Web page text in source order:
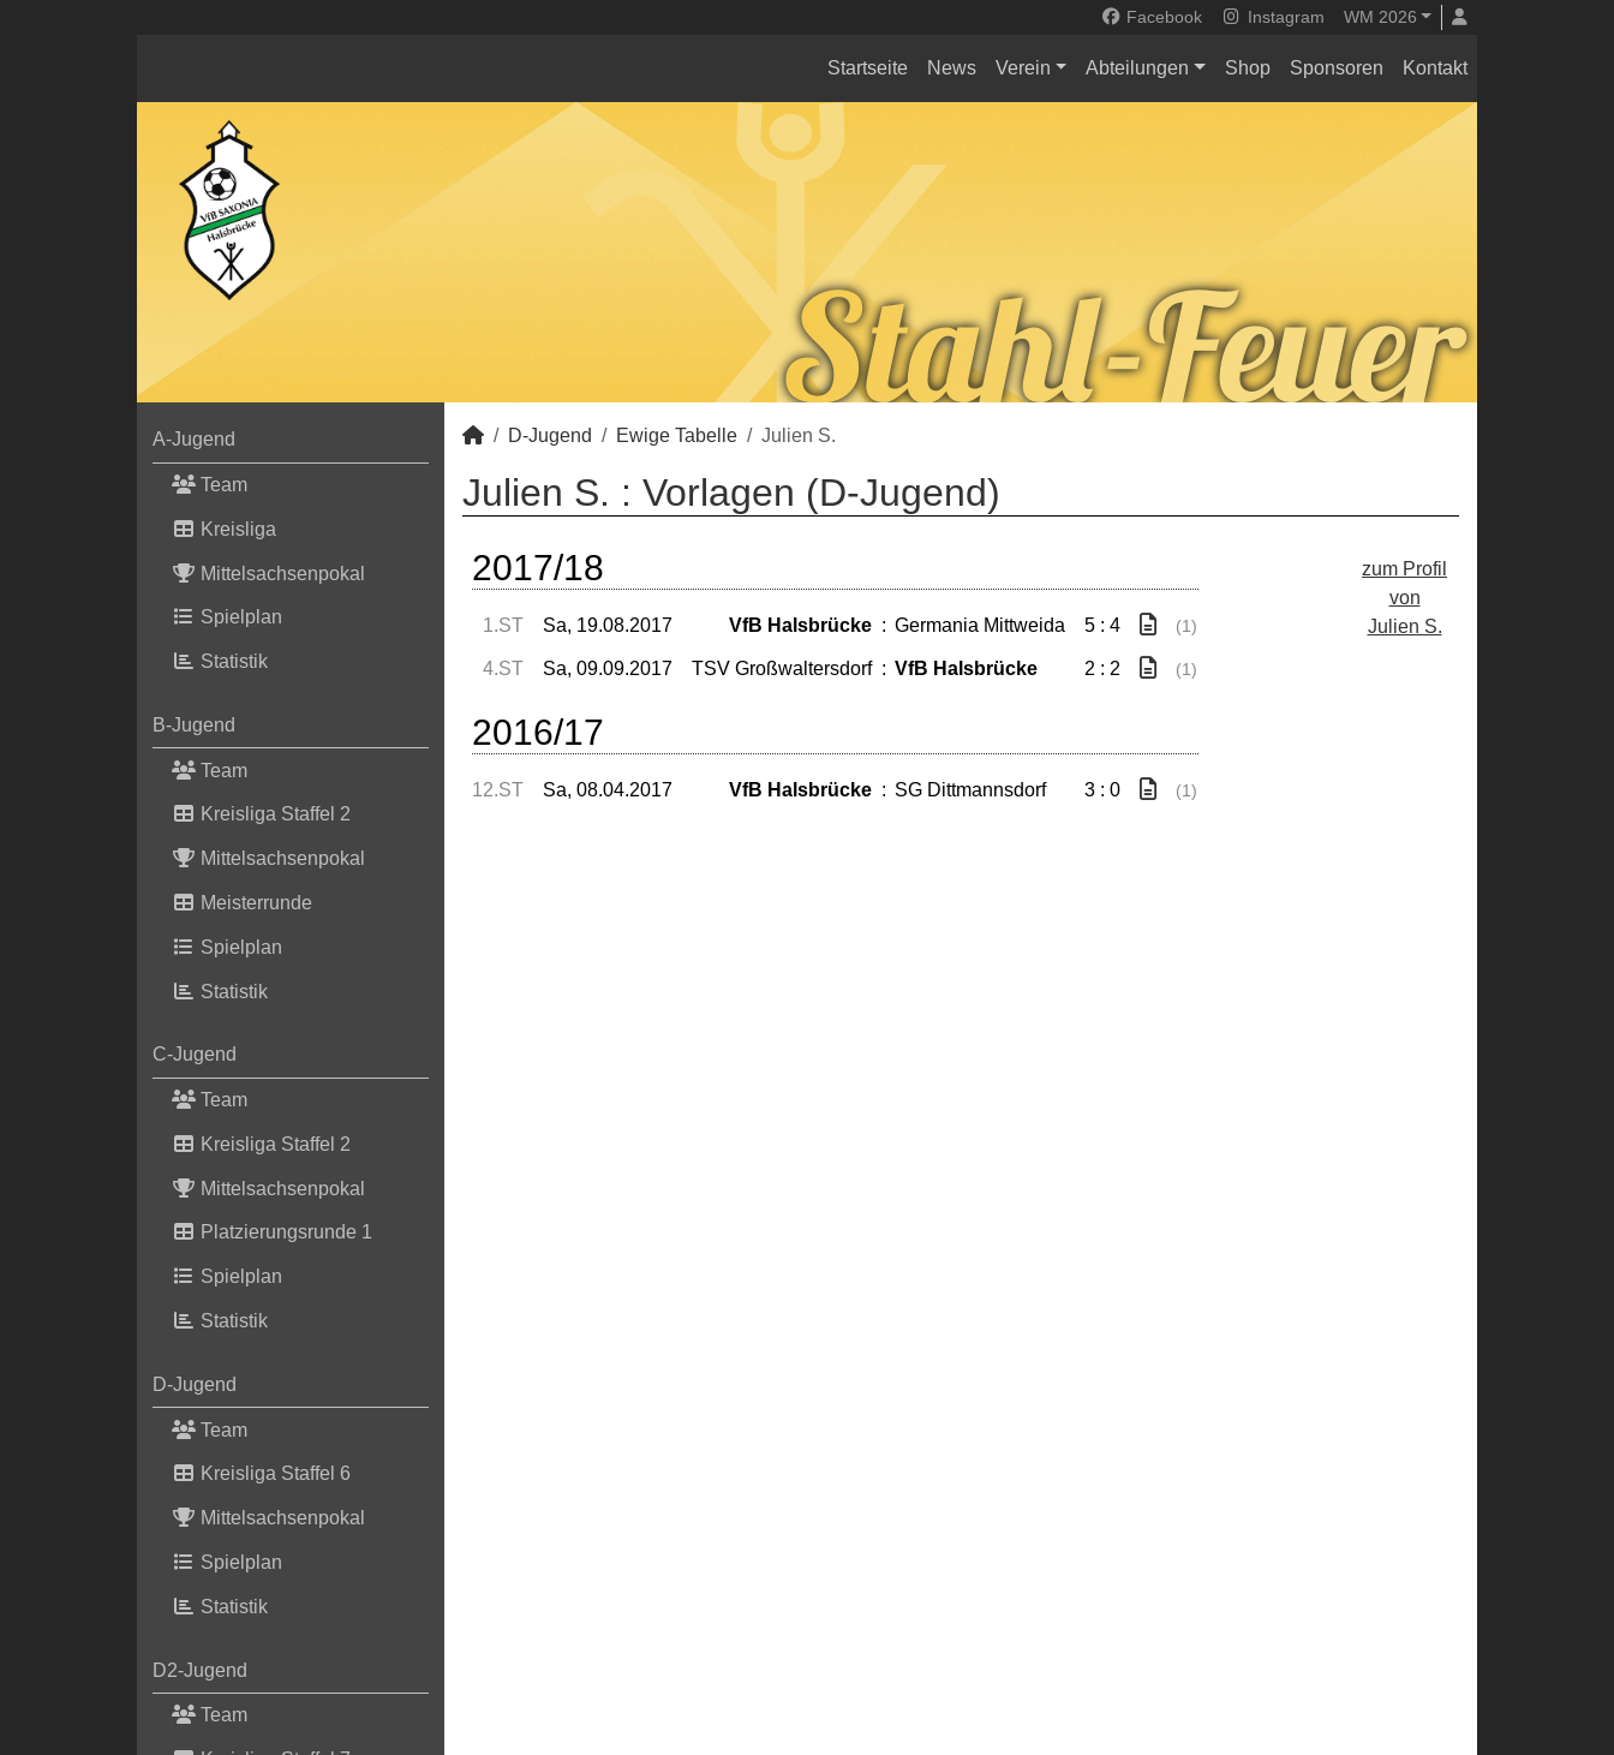
Facebook Instagram WM 2026
Startseite News Verein Abteilungen Shop Sponsoren Kontakt
A-Jugend
Team
Kreisliga
Mittelsachsenpokal
Spielplan
Statistik
B-Jugend
Team
Kreisliga Staffel 2
Mittelsachsenpokal
Meisterrunde
Spielplan
Statistik
C-Jugend
Team
Kreisliga Staffel 2
Mittelsachsenpokal
Platzierungsrunde 1
Spielplan
Statistik
D-Jugend
Team
Kreisliga Staffel 6
Mittelsachsenpokal
Spielplan
Statistik
D2-Jugend
Team
D-Jugend Ewige Tabelle Julien S.
Julien S. : Vorlagen (D-Jugend)
zum Profil
von
Julien S.
2017/18
1.ST Sa, 19.08.2017 VfB Halsbrücke : Germania Mittweida 5 : 4 (1)
4.ST Sa, 09.09.2017 TSV Großwaltersdorf : VfB Halsbrücke 2 : 2 (1)
2016/17
12.ST Sa, 08.04.2017 VfB Halsbrücke : SG Dittmannsdorf 3 : 0 (1)